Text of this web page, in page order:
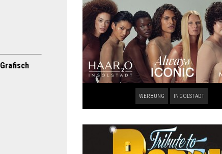
Grafisch
WERBUNG INGOLSTADT